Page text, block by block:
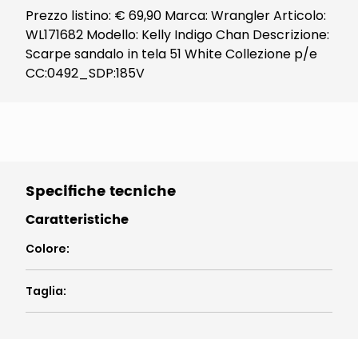
Prezzo listino: € 69,90 Marca: Wrangler Articolo:
WL171682 Modello: Kelly Indigo Chan Descrizione:
Scarpe sandalo in tela 51 White Collezione p/e
CC:0492_SDP:185V
Specifiche tecniche
Caratteristiche
Colore:
Taglia: